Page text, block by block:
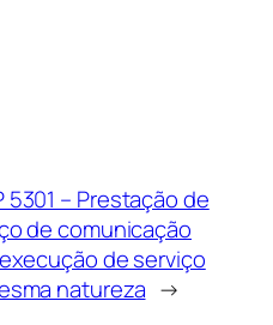
5301 – Prestação de
de comunicação
de serviço
natureza →